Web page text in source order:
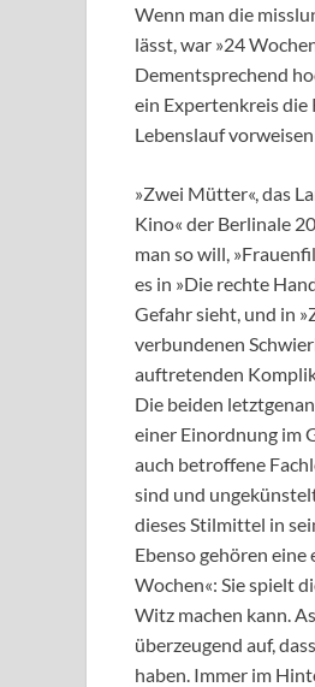
Wenn man die
lässt, war »24
Dementsprechend
ein Expertenkreis die
Lebenslauf
»Zwei Mütter«, das
Kino« der Berlinale
man so will,
es in »Die rechte
Gefahr sieht, und in
verbundenen
auftretenden
Die beiden
einer Einordnung im
auch betroffene
sind und
dieses Stilmittel in
Ebenso gehören
Wochen«: Sie spielt
Witz machen kann.
überzeugend auf,
haben. Immer im